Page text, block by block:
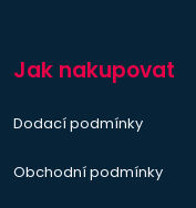
Jak nakupovat
Dodací podmínky
Obchodní podmínky